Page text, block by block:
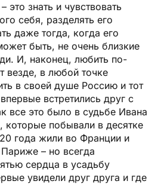
это знать и чувствовать
себя, разделять его
даже тогда, когда его
быть, не очень близкие
И, наконец, любить по-
везде, в любой точке
в своей душе Россию и тот
встретились друг с
все это было в судьбе Ивана
которые побывали в десятке
года жили во Франции и
– но всегда
сердца в усадьбу
увидели друг друга и где